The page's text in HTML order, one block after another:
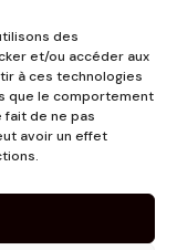
des
et/ou accéder aux
à ces technologies
que le comportement
fait de ne pas
avoir un effet